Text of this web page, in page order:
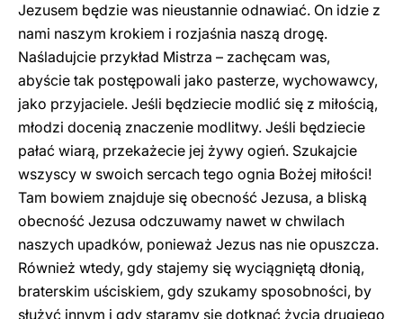
Jezusem będzie was nieustannie odnawiać. On idzie z
nami naszym krokiem i rozjaśnia naszą drogę.
Naśladujcie przykład Mistrza – zachęcam was,
abyście tak postępowali jako pasterze, wychowawcy,
jako przyjaciele. Jeśli będziecie modlić się z miłością,
młodzi docenią znaczenie modlitwy. Jeśli będziecie
pałać wiarą, przekażecie jej żywy ogień. Szukajcie
wszyscy w swoich sercach tego ognia Bożej miłości!
Tam bowiem znajduje się obecność Jezusa, a bliską
obecność Jezusa odczuwamy nawet w chwilach
naszych upadków, ponieważ Jezus nas nie opuszcza.
Również wtedy, gdy stajemy się wyciągniętą dłonią,
braterskim uściskiem, gdy szukamy sposobności, by
służyć innym i gdy staramy się dotknąć życia drugiego